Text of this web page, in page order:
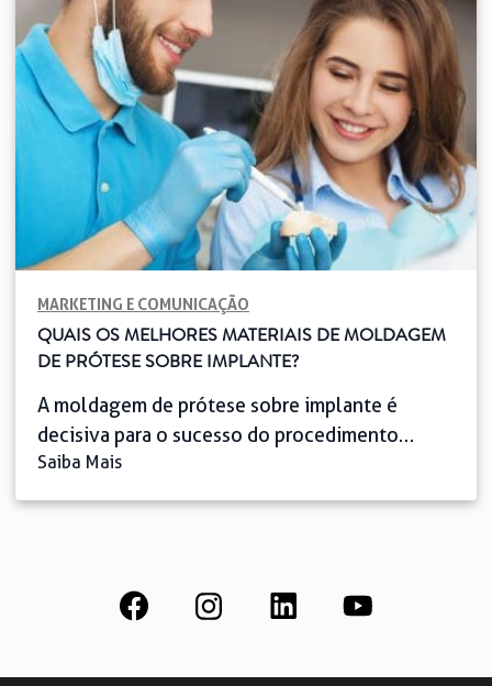
fraturado. Para isso, são enviadas ao local da
lesão células mesenquimais, um […]
MARKETING E COMUNICAÇÃO
QUAIS OS MELHORES MATERIAIS DE MOLDAGEM
DE PRÓTESE SOBRE IMPLANTE?
A moldagem de prótese sobre implante é
decisiva para o sucesso do procedimento
cirúrgico para a reabilitação oral. Por isso, é
renomados e conhecidos no mundo da
dessas peças, […]
Saiba Mais